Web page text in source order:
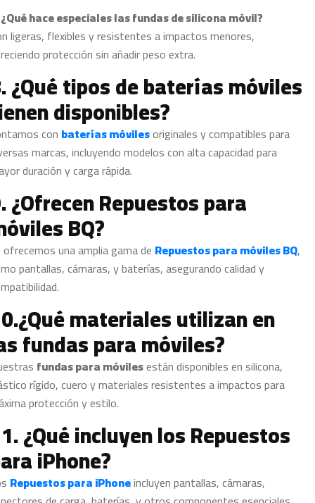
hace especiales las fundas de silicona móvil?
ligeras, flexibles y resistentes a impactos menores,
protección sin añadir peso extra.
¿Qué tipos de baterías móviles
disponibles?
con baterías móvilesoriginales y compatibles para
marcas, incluyendo modelos con alta capacidad para
duración y carga rápida.
¿Ofrecen Repuestos para
BQ?
ofrecemos una amplia gama de Repuestos para móviles BQ,
pantallas, cámaras, y baterías, asegurando calidad y
materiales utilizan en
fundas para móviles?
fundas para móvilesestán disponibles en silicona,
rígido, cuero y materiales resistentes a impactos para
protección y estilo.
¿Qué incluyen los Repuestos
iPhone?
Repuestos para iPhoneincluyen pantallas, cámaras,